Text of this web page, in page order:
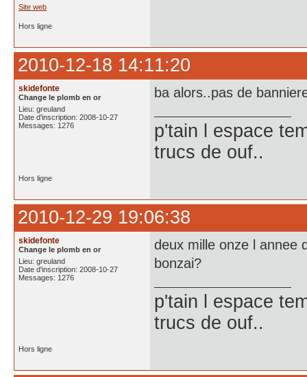
Site web
Hors ligne
2010-12-18 14:11:20
skidefonte
Change le plomb en or
Lieu: greuland
Date d'inscription: 2008-10-27
Messages: 1276
ba alors..pas de
p'tain l espace
trucs de ouf..
Hors ligne
2010-12-29 19:06:38
skidefonte
Change le plomb en or
Lieu: greuland
Date d'inscription: 2008-10-27
Messages: 1276
deux mille onze l annee
bonzai?
p'tain l espace
trucs de ouf..
Hors ligne